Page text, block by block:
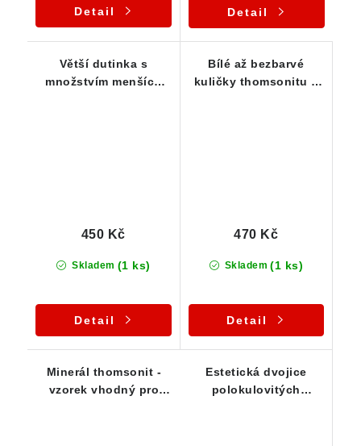
Detail Detail
Větší dutinka s
množstvím menších
Skladem (1 ks)
450 Kč
Detail
Bílé až bezbarvé
kuličky thomsonitu v
Skladem (1 ks)
470 Kč
Detail
Minerál thomsonit -
vzorek vhodný pro
Estetická dvojice
polokulovitých